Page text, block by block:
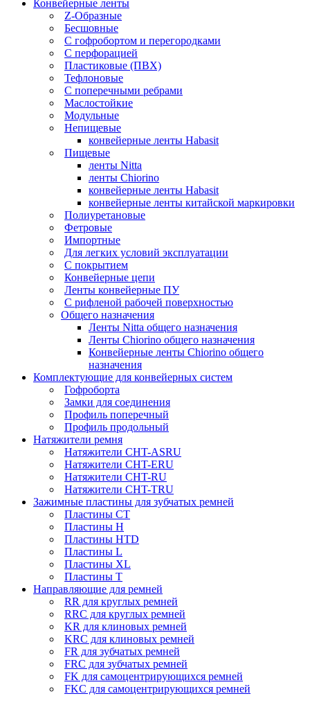
Конвейерные ленты
Z-Образные
Бесшовные
С гофробортом и перегородками
С перфорацией
Пластиковые (ПВХ)
Тефлоновые
С поперечными ребрами
Маслостойкие
Модульные
Непищевые
конвейерные ленты Habasit
Пищевые
ленты Nitta
ленты Chiorino
конвейерные ленты Habasit
конвейерные ленты китайской маркировки
Полиуретановые
Фетровые
Импортные
Для легких условий эксплуатации
С покрытием
Конвейерные цепи
Ленты конвейерные ПУ
С рифленой рабочей поверхностью
Общего назначения
Ленты Nitta общего назначения
Ленты Chiorino общего назначения
Конвейерные ленты Chiorino общего
назначения
Комплектующие для конвейерных систем
Гофроборта
Замки для соединения
Профиль поперечный
Профиль продольный
Натяжители ремня
Натяжители CHT-ASRU
Натяжители CHT-ERU
Натяжители CHT-RU
Натяжители CHT-TRU
Зажимные пластины для зубчатых ремней
Пластины CT
Пластины H
Пластины HTD
Пластины L
Пластины XL
Пластины T
Направляющие для ремней
RR для круглых ремней
RRC для круглых ремней
KR для клиновых ремней
KRC для клиновых ремней
FR для зубчатых ремней
FRC для зубчатых ремней
FK для самоцентрирующихся ремней
FKC для самоцентрирующихся ремней